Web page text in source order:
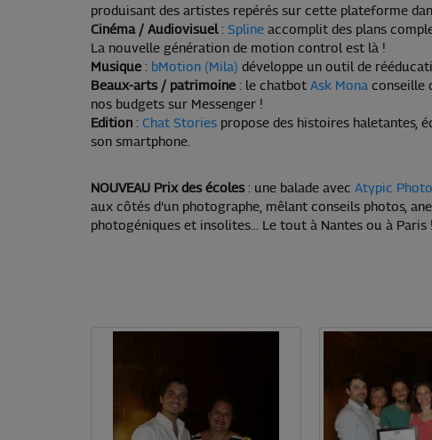
produisant des artistes repérés sur cette plateforme
Cinéma / Audiovisuel : Spline accomplit des plans
La nouvelle génération de motion control est là !
Musique : bMotion (Mila) développe un outil de
Beaux-arts / patrimoine : le chatbot Ask Mona conseille
nos budgets sur Messenger !
Edition : Chat Stories propose des histoires haletantes,
son smartphone.
NOUVEAU Prix des écoles : une balade avec Atypic Photo
aux côtés d'un photographe, mêlant conseils photos,
photogéniques et insolites... Le tout à Nantes ou à Paris !